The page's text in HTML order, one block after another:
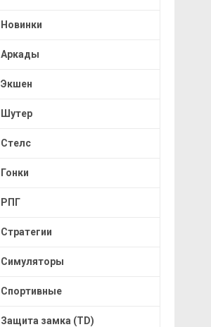
Новинки
Аркады
Экшен
Шутер
Стелс
Гонки
РПГ
Стратегии
Симуляторы
Спортивные
Защита замка (TD)